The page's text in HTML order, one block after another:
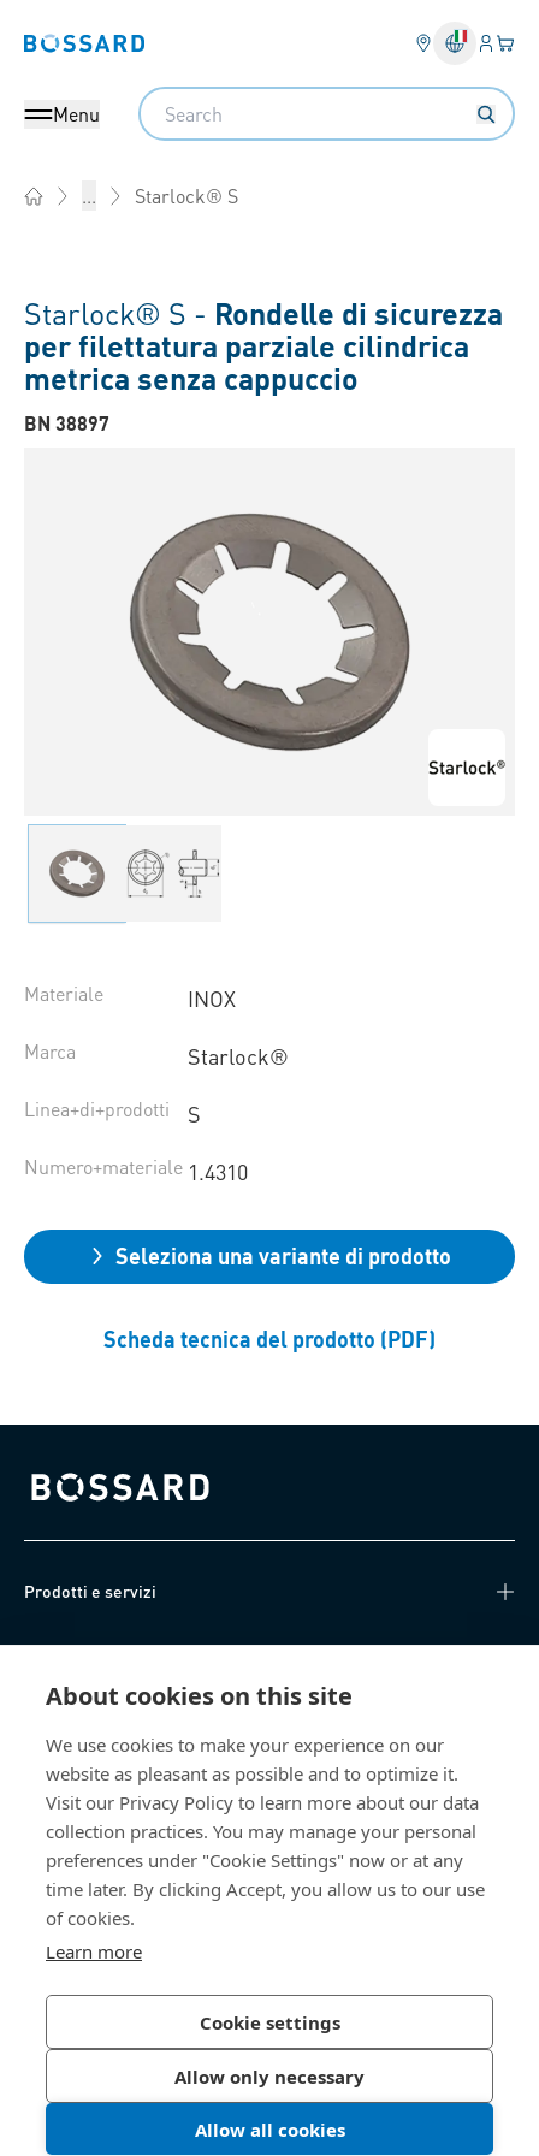
About cookies on this site
We use cookies to make your experience on our
website as pleasant as possible and to optimize it.
Visit our Privacy Policy to learn more about our data
collection practices. You may manage your personal
preferences under "Cookie Settings" now or at any
time later. By clicking Accept, you allow us to our use
of cookies.
Learn more
Cookie settings
Allow only necessary
Allow all cookies
Bossard homepage Login
Il
Menu
Search
... Starlock® S
Starlock® S - Rondelle di sicurezza
per filettatura parziale cilindrica
metrica senza cappuccio
BN 38897
Materiale INOX
Marca Starlock®
Linea+di+prodotti S
Numero+materiale 1.4310
Seleziona una variante di prodotto
Scheda tecnica del prodotto (PDF)
Bossard homepage
Prodotti e servizi
Knowledge Hub
Chi siamo
Bossard Italia
Via Salvatore Quasimodo, 12/14
20025 Legnano (MI)
Informativa sulla privacy